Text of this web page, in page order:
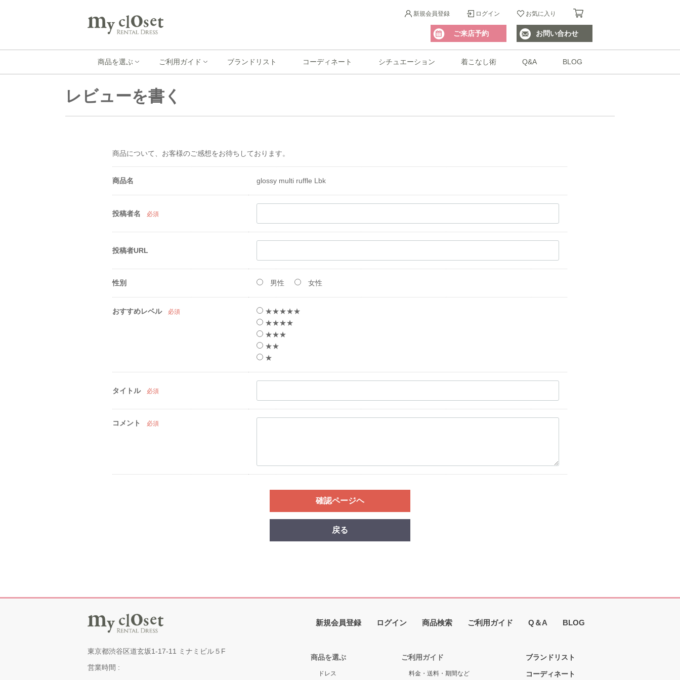
新規会員登録 ログイン お気に入り
ご来店予約 お問い合わせ
商品を選ぶ ご利用ガイド ブランドリスト コーディネート シチュエーション 着こなし術 Q&A BLOG
レビューを書く
商品について、お客様のご感想をお待ちしております。
商品名 glossy multi ruffle Lbk
投稿者名 必須
投稿者URL
性別 男性 女性
おすすめレベル 必須
★★★★★
★★★★
★★★
★★
★
タイトル 必須
コメント 必須
確認ページヘ
戻る
東京都渋谷区道玄坂1-17-11 ミナミビル５F
営業時間 :
新規会員登録 ログイン 商品検索 ご利用ガイド Q＆A BLOG
商品を選ぶ
ドレス
ご利用ガイド
料金・送料・期間など
ブランドリスト
コーディネート